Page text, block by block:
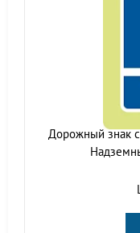
Дорожный знак